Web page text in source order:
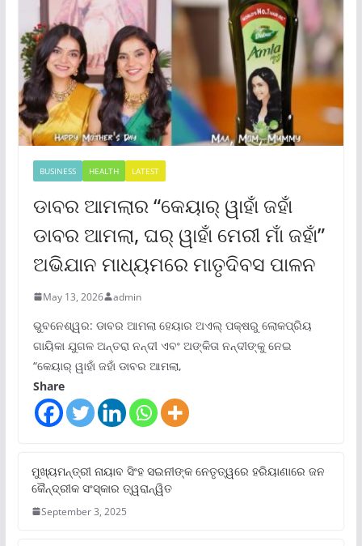
BUSINESS HEALTH LATEST
ଡାବର ଆମଲାର “କେୟାର୍ ୱାହାଁ ଜହାଁ
ଡାବର ଆମଲା, ଘର୍ ୱାହାଁ ମେରୀ ମାଁ ଜହାଁ”
ଅଭିଯାନ ମାଧ୍ୟମରେ ମାତୃଦିବସ ପାଳନ
May 13, 2026 admin
ଭୁବନେଶ୍ୱର: ଡାବର ଆମଲା ହେୟାର ଅଏଲ୍ ପକ୍ଷରୁ ଲୋକପ୍ରିୟ
ଗାୟିକା ଯୁଗଳ ଅନ୍ତରା ନନ୍ଦୀ ଏବଂ ଅଙ୍କିତା ନନ୍ଦୀଙ୍କୁ ନେଇ
“କେୟାର୍ ୱାହାଁ ଜହାଁ ଡାବର ଆମଲା,
Share
ମୁଖ୍ୟମନ୍ତ୍ରୀ ନାୟାବ ସିଂହ ସଇନୀଙ୍କ ନେତୃତ୍ୱରେ ହରିୟାଣାରେ ଜନ
କୈନ୍ଦ୍ରୀକ ସଂସ୍କାର ତ୍ୱରାନ୍ୱିତ
September 3, 2025